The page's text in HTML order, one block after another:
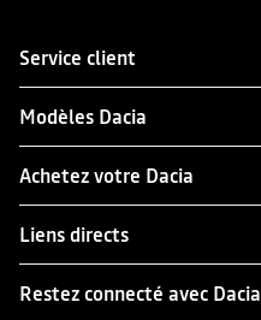
Service client
Modèles Dacia
Achetez votre Dacia
Liens directs
Restez connecté avec Dacia